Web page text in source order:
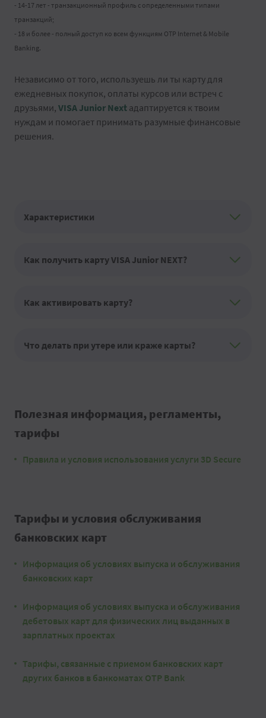
- 14-17 лет - транзакционный профиль с определенными типами
транзакций;
- 18 и более - полный доступ ко всем функциям OTP Internet & Mobile
Banking.
Независимо от того, используешь ли ты карту для
ежедневных покупок, оплаты курсов или встреч с
друзьями, VISA Junior Next адаптируется к твоим
нуждам и помогает принимать разумные финансовые
решения.
Характеристики
Как получить карту VISA Junior NEXT?
Как активировать карту?
Что делать при утере или краже карты?
Полезная информация, регламенты,
тарифы
Правила и условия использования услуги 3D Secure
Тарифы и условия обслуживания
банковских карт
Информация об условиях выпуска и обслуживания
банковских карт
Информация об условиях выпуска и обслуживания
дебетовых карт для физических лиц выданных в
зарплатных проектах
Тарифы, связанные с приемом банковских карт
других банков в банкоматах OTP Bank